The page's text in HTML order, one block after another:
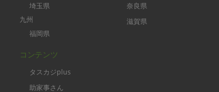
埼玉県
九州
福岡県
奈良県
滋賀県
コンテンツ
タスカジplus
助家事さん